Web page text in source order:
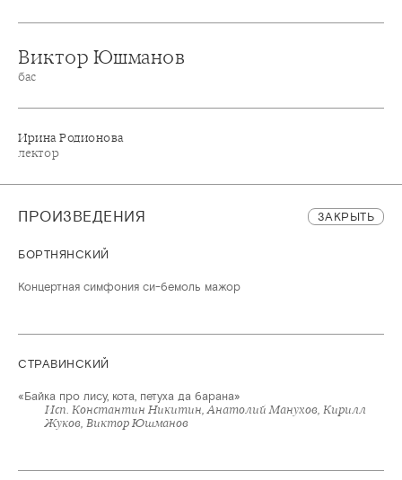
Виктор Юшманов
бас
Ирина Родионова
лектор
ПРОИЗВЕДЕНИЯ ЗАКРЫТЬ
БОРТНЯНСКИЙ
Концертная симфония си-бемоль мажор
СТРАВИНСКИЙ
«Байка про лису, кота, петуха да барана»
Исп. Константин Никитин, Анатолий Манухов, Кирилл
Жуков, Виктор Юшманов